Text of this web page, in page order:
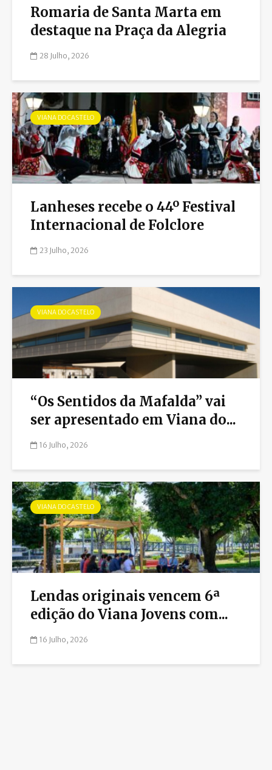
Romaria de Santa Marta em
destaque na Praça da Alegria
28 Julho, 2026
VIANA DO CASTELO
Lanheses recebe o 44º Festival
Internacional de Folclore
23 Julho, 2026
VIANA DO CASTELO
“Os Sentidos da Mafalda” vai
ser apresentado em Viana do...
16 Julho, 2026
VIANA DO CASTELO
Lendas originais vencem 6ª
edição do Viana Jovens com...
16 Julho, 2026